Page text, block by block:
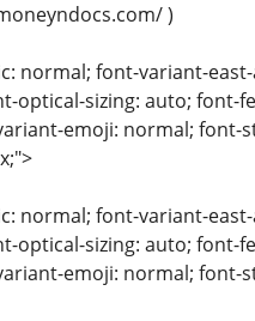
)
normal; font-variant-
optical-sizing: auto;
emoji: normal; font-
normal; font-variant-
optical-sizing: auto;
emoji: normal; font-